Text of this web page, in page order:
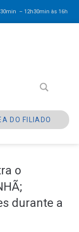
– 12h30minàs 16h
DO FILIADO
o
durante a